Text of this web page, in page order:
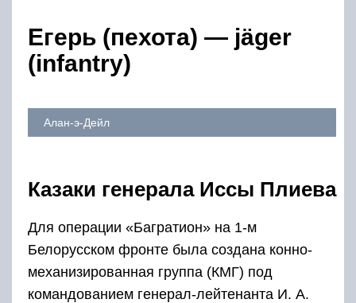
Егерь (пехота) — jäger
(infantry)
Алан-э-Дейл
Казаки генерала Иссы Плиева
Для операции «Багратион» на 1-м
Белорусском фронте была создана конно-
механизированная группа (КМГ) под
командованием генерал-лейтенанта И. А.